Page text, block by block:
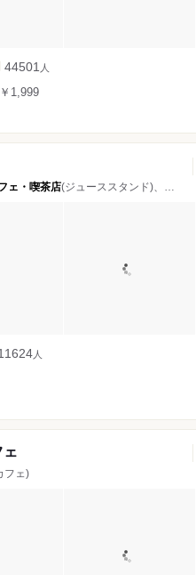
44501 人
1,999
ェ・喫茶店(ジューススタンド)、ドーナツ
人
ェ
フェ)